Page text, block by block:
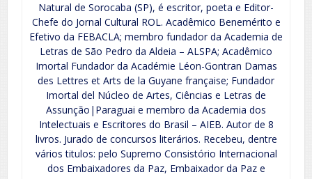
Natural de Sorocaba (SP), é escritor, poeta e Editor-
Chefe do Jornal Cultural ROL. Acadêmico Benemérito e
Efetivo da FEBACLA; membro fundador da Academia de
Letras de São Pedro da Aldeia – ALSPA; Acadêmico
Imortal Fundador da Académie Léon-Gontran Damas
des Lettres et Arts de la Guyane française; Fundador
Imortal del Núcleo de Artes, Ciências e Letras de
Assunção|Paraguai e membro da Academia dos
Intelectuais e Escritores do Brasil – AIEB. Autor de 8
livros. Jurado de concursos literários. Recebeu, dentre
vários titulos: pelo Supremo Consistório Internacional
dos Embaixadores da Paz, Embaixador da Paz e